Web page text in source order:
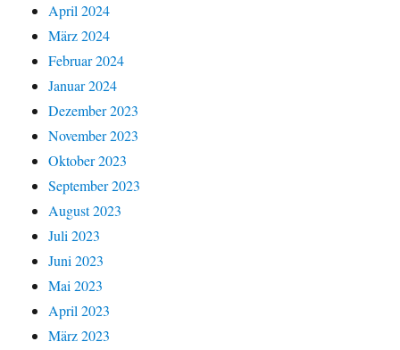
April 2024
März 2024
Februar 2024
Januar 2024
Dezember 2023
November 2023
Oktober 2023
September 2023
August 2023
Juli 2023
Juni 2023
Mai 2023
April 2023
März 2023